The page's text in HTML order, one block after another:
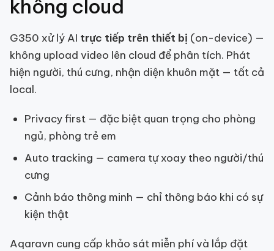
không cloud
G350 xử lý AI trực tiếp trên thiết bị (on-device) —
không upload video lên cloud để phân tích. Phát
hiện người, thú cưng, nhận diện khuôn mặt — tất cả
local.
Privacy first — đặc biệt quan trọng cho phòng
ngủ, phòng trẻ em
Auto tracking — camera tự xoay theo người/thú
cưng
Cảnh báo thông minh — chỉ thông báo khi có sự
kiện thật
Aqaravn cung cấp khảo sát miễn phí và lắp đặt